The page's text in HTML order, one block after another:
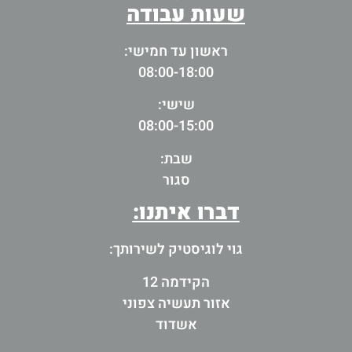
שעות עבודה
ראשון עד חמישי:
08:00-18:00
שישי:
08:00-15:00
שבת:
סגור
דברו איתנו:
גוי לוגיסטיק לשירותך:
הקידמה 12
אזור תעשיה צפוני
אשדוד